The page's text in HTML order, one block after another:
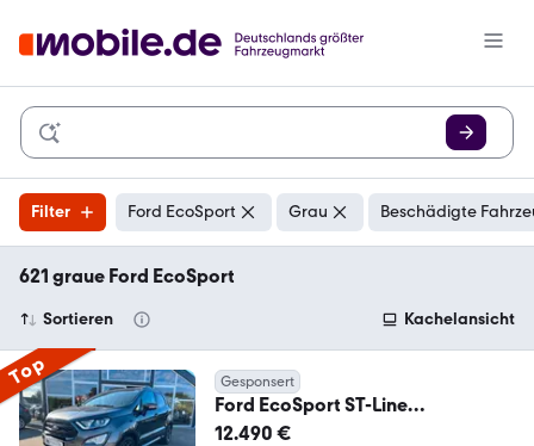
Filter Ford EcoSport Grau Beschädigte
621 graue Ford EcoSport
Sortieren Kachelansicht
Top Gesponsert
Ford EcoSport ST-Line
+NAV+XEN+KAM+STZHZG+AHK+
12.490 €